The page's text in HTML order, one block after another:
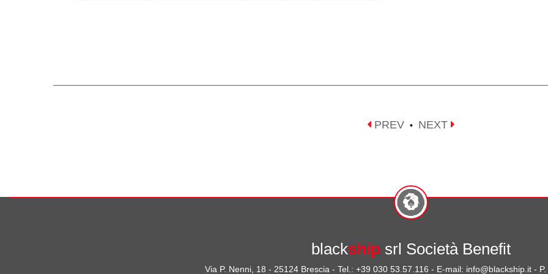
PREV • NEXT
blackship srl Società Benefit
Via P. Nenni, 18 - 25124 Brescia - Tel.: +39 030 53.57.116 - E-mail: info@blackship.it -